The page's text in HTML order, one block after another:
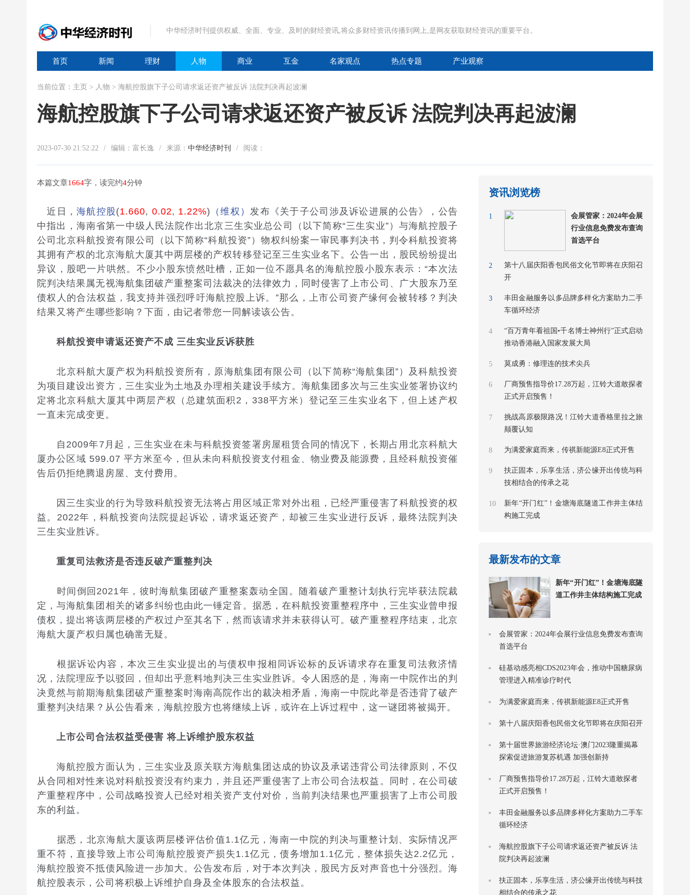
中华经济时刊提供权威、全面、专业、及时的财经资讯,将众多财经资讯传播到网上,是网友获取财经资讯的重要平台。
首页 新闻 理财 人物 商业 互金 名家观点 热点专题 产业观察
当前位置： 主页 > 人物 > 海航控股旗下子公司请求返还资产被反诉 法院判决再起波澜
海航控股旗下子公司请求返还资产被反诉 法院判决再起波澜
2023-07-30 21:52:22 / 编辑：富长逸 / 来源： 中华经济时刊 / 阅读：
本篇文章1664字，读完约4分钟
近日，海航控股(1.660, 0.02, 1.22%) （维权）发布《关于子公司涉及诉讼进展的公告》，公告
中指出，海南省第一中级人民法院作出北京三生实业总公司（以下简称“三生实业”）与海航控股子
公司北京科航投资有限公司（以下简称“科航投资”）物权纠纷案一审民事判决书，判令科航投资将
其拥有产权的北京海航大厦其中两层楼的产权转移登记至三生实业名下。公告一出，股民纷纷提出
异议，股吧一片哄然。不少小股东愤然吐槽，正如一位不愿具名的海航控股小股东表示：“本次法
院判决结果属无视海航集团破产重整案司法裁决的法律效力，同时侵害了上市公司、广大股东乃至
债权人的合法权益，我支持并强烈呼吁海航控股上诉。”那么，上市公司资产缘何会被转移？判决
结果又将产生哪些影响？下面，由记者带您一同解读该公告。
科航投资申请返还资产不成 三生实业反诉获胜
北京科航大厦产权为科航投资所有，原海航集团有限公司（以下简称“海航集团”）及科航投资
为项目建设出资方，三生实业为土地及办理相关建设手续方。海航集团多次与三生实业签署协议约
定将北京科航大厦其中两层产权（总建筑面积2，338平方米）登记至三生实业名下，但上述产权
一直未完成变更。
自2009年7月起，三生实业在未与科航投资签署房屋租赁合同的情况下，长期占用北京科航大
厦办公区域 599.07 平方米至今，但从未向科航投资支付租金、物业费及能源费，且经科航投资催
告后仍拒绝腾退房屋、支付费用。
因三生实业的行为导致科航投资无法将占用区域正常对外出租，已经严重侵害了科航投资的权
益。2022年，科航投资向法院提起诉讼，请求返还资产，却被三生实业进行反诉，最终法院判决
三生实业胜诉。
重复司法救济是否违反破产重整判决
时间倒回2021年，彼时海航集团破产重整案轰动全国。随着破产重整计划执行完毕获法院裁
定，与海航集团相关的诸多纠纷也由此一锤定音。据悉，在科航投资重整程序中，三生实业曾申报
债权，提出将该两层楼的产权过户至其名下，然而该请求并未获得认可。破产重整程序结束，北京
海航大厦产权归属也确凿无疑。
根据诉讼内容，本次三生实业提出的与债权申报相同诉讼标的反诉请求存在重复司法救济情
况，法院理应予以驳回，但却出乎意料地判决三生实业胜诉。令人困惑的是，海南一中院作出的判
决竟然与前期海航集团破产重整案时海南高院作出的裁决相矛盾，海南一中院此举是否违背了破产
重整判决结果？从公告看来，海航控股方也将继续上诉，或许在上诉过程中，这一谜团将被揭开。
上市公司合法权益受侵害 将上诉维护股东权益
海航控股方面认为，三生实业及原关联方海航集团达成的协议及承诺违背公司法律原则，不仅
从合同相对性来说对科航投资没有约束力，并且还严重侵害了上市公司合法权益。同时，在公司破
产重整程序中，公司战略投资人已经对相关资产支付对价，当前判决结果也严重损害了上市公司股
东的利益。
据悉，北京海航大厦该两层楼评估价值1.1亿元，海南一中院的判决与重整计划、实际情况严
重不符，直接导致上市公司海航控股资产损失1.1亿元，债务增加1.1亿元，整体损失达2.2亿元，
海航控股资不抵债风险进一步加大。公告发布后，对于本次判决，股民方反对声音也十分强烈。海
航控股表示，公司将积极上诉维护自身及全体股东的合法权益。
资讯浏览榜
1
会展管家：2024年会展
行业信息免费发布查询
首选平台
2
第十八届庆阳香包民俗文化节即将在庆阳召
开
3
丰田金融服务以多品牌多样化方案助力二手
车循环经济
4
“百万青年看祖国•千名博士神州行”正式启动
推动香港融入国家发展大局
5 莫成勇：修理连的技术尖兵
6
厂商预售指导价17.28万起，江铃大道敢探者
正式开启预售！
7
挑战高原极限路况！江铃大道香格里拉之旅
颠覆认知
8 为满爱家庭而来，传祺新能源E8正式开售
9
扶正固本，乐享生活，济公缘开出传统与科
技相结合的传承之花
10
新年“开门红”！金塘海底隧道工作井主体结
构施工完成
最新发布的文章
新年“开门红”！金塘海底隧
道工作井主体结构施工完成
会展管家：2024年会展行业信息免费发布查询
首选平台
硅基动感亮相CDS2023年会，推动中国糖尿病
管理进入精准诊疗时代
为满爱家庭而来，传祺新能源E8正式开售
第十八届庆阳香包民俗文化节即将在庆阳召开
第十届世界旅游经济论坛·澳门2023隆重揭幕
探索促进旅游复苏机遇 加强创新持
厂商预售指导价17.28万起，江铃大道敢探者
正式开启预售！
丰田金融服务以多品牌多样化方案助力二手车
循环经济
海航控股旗下子公司请求返还资产被反诉 法
院判决再起波澜
扶正固本，乐享生活，济公缘开出传统与科技
相结合的传承之花